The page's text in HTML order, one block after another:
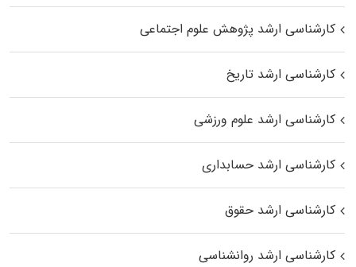
کارشناسی ارشد پژوهش علوم اجتماعی
کارشناسی ارشد تاریخ
کارشناسی ارشد علوم ورزشی
کارشناسی ارشد حسابداری
کارشناسی ارشد حقوق
کارشناسی ارشد روانشناسی